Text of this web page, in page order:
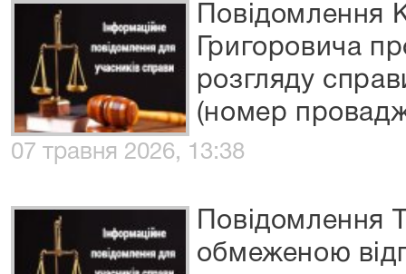
Повідомлення
Григоровича
розгляду
(номер
07 травня 2026, 13:38
Повідомлення
обмеженою